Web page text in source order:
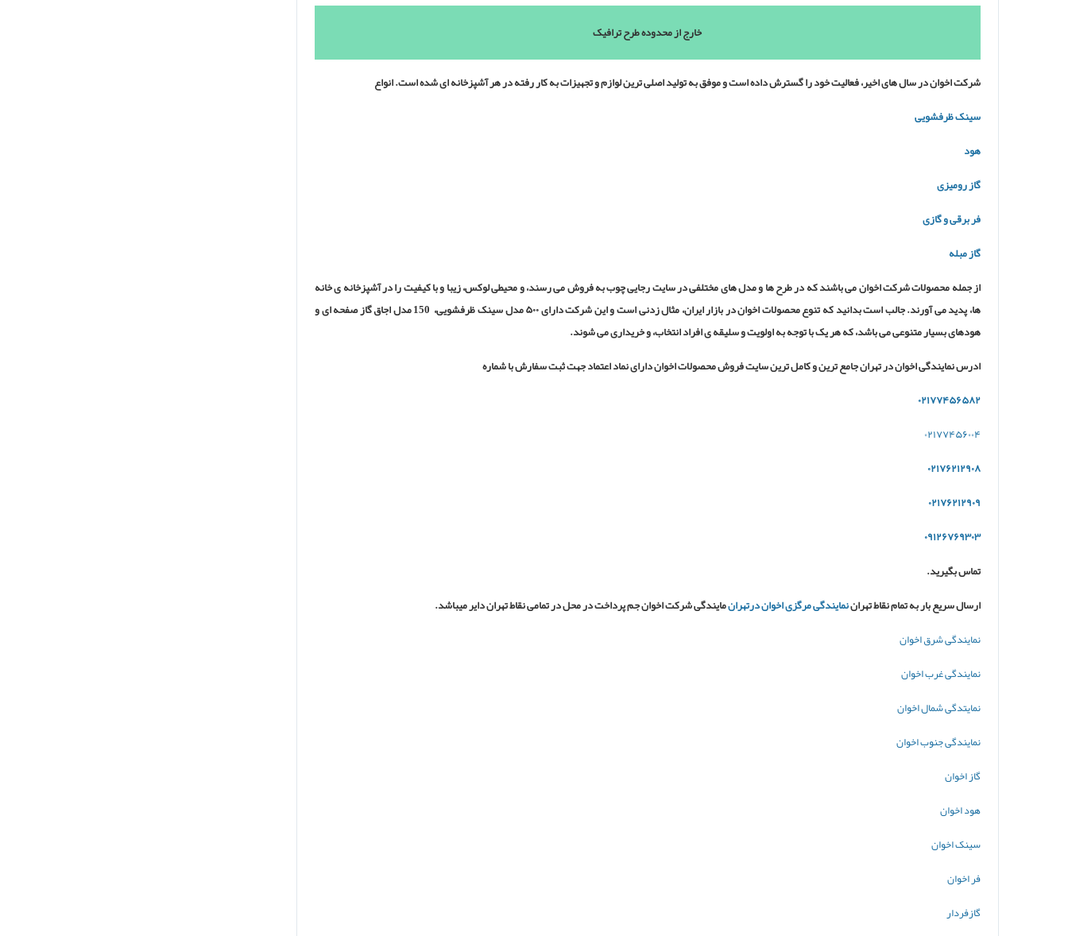
خارج از محدوده طرح ترافیک
شرکت اخوان در سال های اخیر، فعالیت خود را گسترش داده است و موفق به تولید اصلی ترین لوازم و تجهیزات به کار رفته در هر آشپزخانه ای شده است. انواع
سینک ظرفشویی
هود
گاز رومیزی
فر برقی و گازی
گاز مبله
از جمله محصولات شرکت اخوان می باشند که در طرح ها و مدل های مختلفی در سایت رجایی چوب به فروش می رسند، و محیطی لوکس، زیبا و با کیفیت را در آشپزخانه ی خانه
ها، پدید می آورند. جالب است بدانید که تنوع محصولات اخوان در بازار ایران، مثال زدنی است و این شرکت دارای ۵۰۰ مدل سینک ظرفشویی، 150 مدل اجاق گاز صفحه ای و
هودهای بسیار متنوعی می باشد، که هر یک با توجه به اولویت و سلیقه ی افراد انتخاب، و خریداری می شوند.
ادرس نمایندگی اخوان در تهران جامع ترین و کامل ترین سایت فروش محصولات اخوان دارای نماد اعتماد جهت ثبت سفارش با شماره
۰۲۱۷۷۴۵۶۵۸۲
۰۲۱۷۷۴۵۶۰۰۴
۰۲۱۷۶۲۱۲۹۰۸
۰۲۱۷۶۲۱۲۹۰۹
۰۹۱۲۶۷۶۹۳۰۳
تماس بگیرید.
ارسال سریع بار به تمام نقاط تهراننمایندگی مرگزی اخوان درتهرانمایندگی شرکت اخوان جم پرداخت در محل در تمامی نقاط تهران دایر میباشد.
نمایندگی شرق اخوان
نمایندگی غرب اخوان
نمایتدگی شمال اخوان
نمایندگی جنوب اخوان
گاز اخوان
هود اخوان
سینک اخوان
فر اخوان
گازفردار